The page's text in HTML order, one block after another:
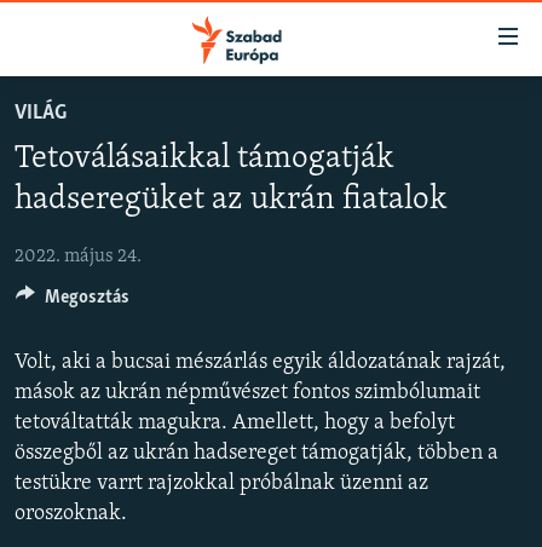
Akadálymentes
Ugrás
fő
oldalra
Ugrás
keresésre
AKTUÁLIS
PODCASTOK
VIDEÓK
ELEMZŐ
NER15
SZABADON
TÁRSADALOM
DEMOKRÁCIA
A PÉNZ NYOMÁBAN
VILÁG
Tetoválásaikkal támogatják
hadseregüket az ukrán fiatalok
2022. május 24.
Volt, aki a bucsai mészárlás egyik áldozatának rajzát,
mások az ukrán népművészet fontos szimbólumait
tetováltatták magukra. Amellett, hogy a befolyt
összegből az ukrán hadsereget támogatják, többen a
testükre varrt rajzokkal próbálnak üzenni az
oroszoknak.
Megosztás
FELIRATKOZÁS
Feliratkozás